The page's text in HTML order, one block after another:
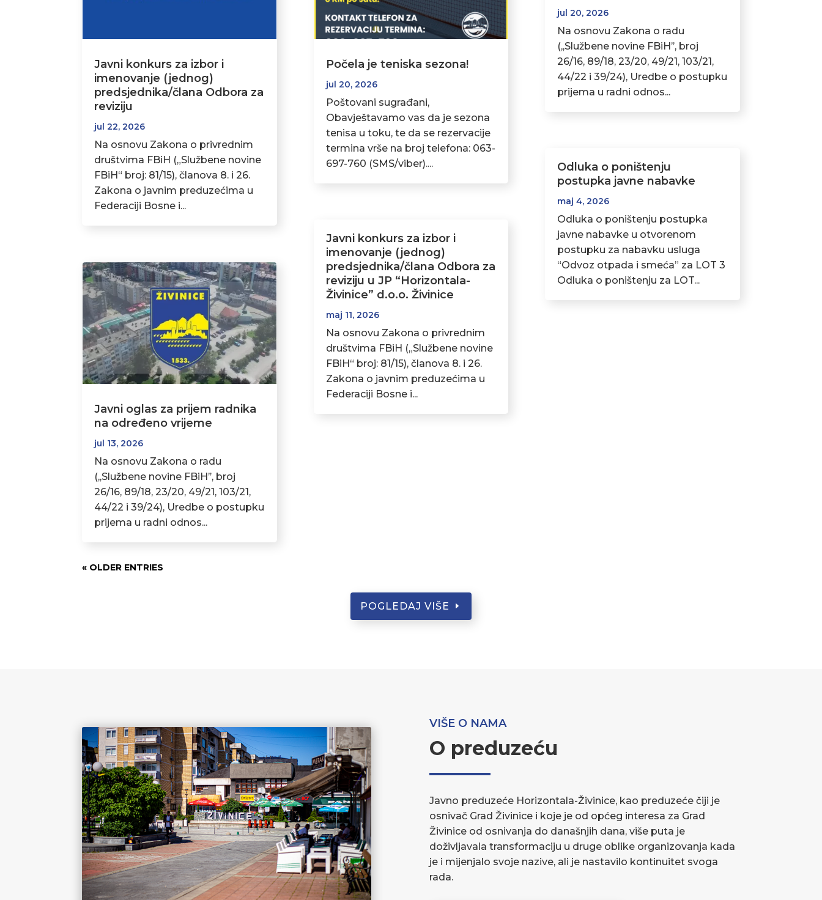
Javni konkurs za izbor i
imenovanje (jednog)
predsjednika/člana Odbora za
reviziju
jul 22, 2026
Na osnovu Zakona o privrednim
društvima FBiH („Službene novine
FBiH“ broj: 81/15), članova 8. i 26.
Zakona o javnim preduzećima u
Federaciji Bosne i...
Javni oglas za prijem radnika
na određeno vrijeme
jul 13, 2026
Na osnovu Zakona o radu
(,,Službene novine FBiH’’, broj
26/16, 89/18, 23/20, 49/21, 103/21,
44/22 i 39/24), Uredbe o postupku
prijema u radni odnos...
Počela je teniska sezona!
jul 20, 2026
Poštovani sugrađani,
Obavještavamo vas da je sezona
tenisa u toku, te da se rezervacije
termina vrše na broj telefona: 063-
697-760 (SMS/viber)....
Javni konkurs za izbor i
imenovanje (jednog)
predsjednika/člana Odbora za
reviziju u JP “Horizontala-
Živinice” d.o.o. Živinice
maj 11, 2026
Na osnovu Zakona o privrednim
društvima FBiH („Službene novine
FBiH“ broj: 81/15), članova 8. i 26.
Zakona o javnim preduzećima u
Federaciji Bosne i...
jul 20, 2026
Na osnovu Zakona o radu
(,,Službene novine FBiH’’, broj
26/16, 89/18, 23/20, 49/21, 103/21,
44/22 i 39/24), Uredbe o postupku
prijema u radni odnos...
Odluka o poništenju
postupka javne nabavke
maj 4, 2026
Odluka o poništenju postupka
javne nabavke u otvorenom
postupku za nabavku usluga
“Odvoz otpada i smeća” za LOT 3
Odluka o poništenju za LOT...
« OLDER ENTRIES
POGLEDAJ VIŠE
VIŠE O NAMA
O preduzeću
Javno preduzeće Horizontala-Živinice, kao preduzeće čiji je
osnivač Grad Živinice i koje je od općeg interesa za Grad
Živinice od osnivanja do današnjih dana, više puta je
doživljavala transformaciju u druge oblike organizovanja kada
je i mijenjalo svoje nazive, ali je nastavilo kontinuitet svoga
rada.